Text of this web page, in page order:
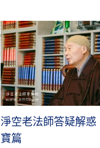
淨空老法師答疑解惑
寶篇